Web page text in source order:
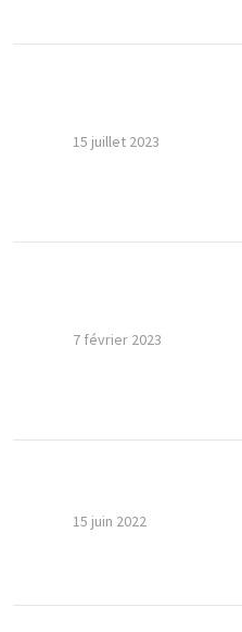
15 juillet 2023
7 février 2023
15 juin 2022